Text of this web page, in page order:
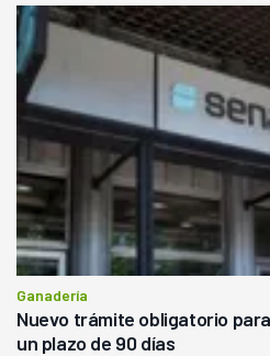
Ganadería
Nuevo trámite obligatorio
un plazo de 90 días